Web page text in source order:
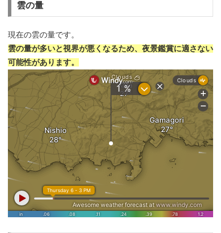
雲の量
現在の雲の量です。
雲の量が多いと視界が悪くなるため、夜景鑑賞に適さない
可能性があります。